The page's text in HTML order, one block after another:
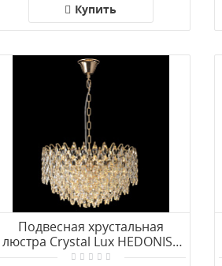
Купить
Подвесная хрустальная
люстра Crystal Lux HEDONIST
SP12